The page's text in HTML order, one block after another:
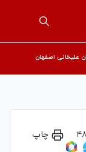
علیخانی اصفهان
چاپ